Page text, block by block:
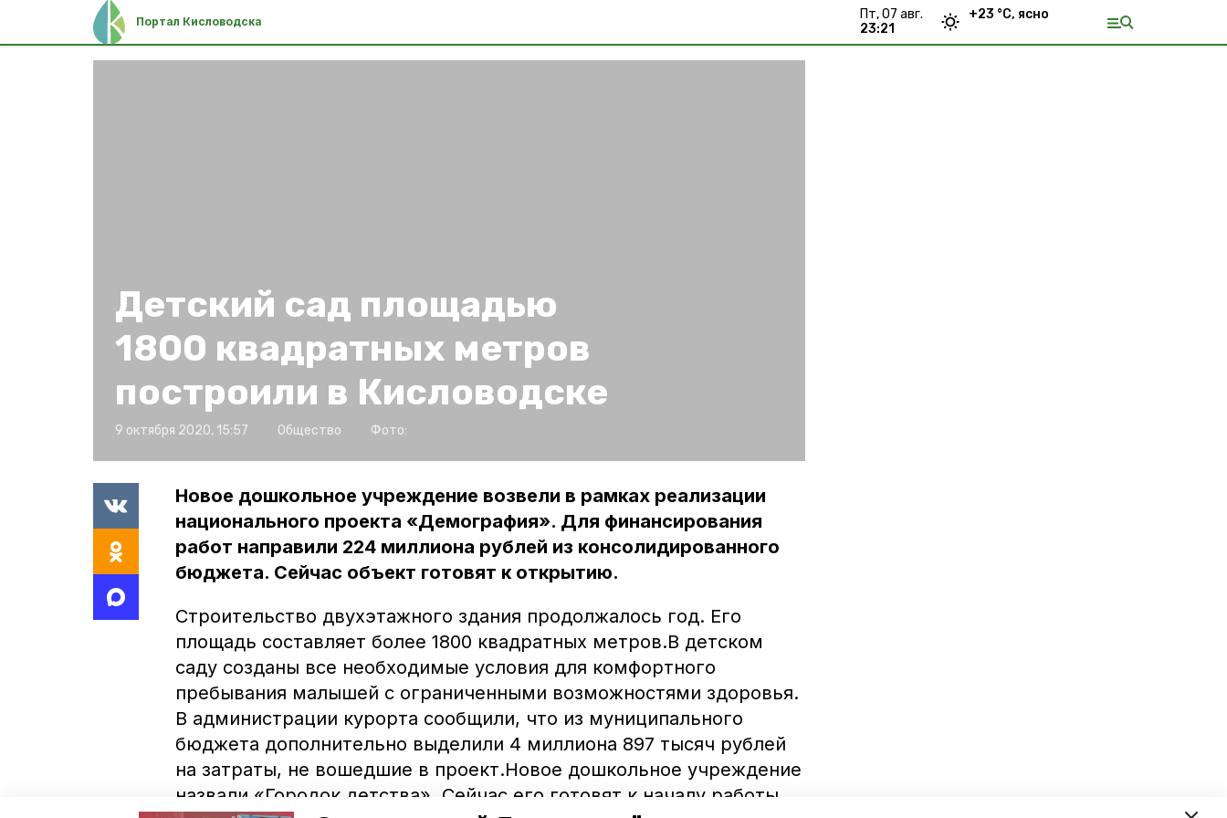
Портал Кисловодска
пт, 07 авг.
23:21
+23 °С, ясно
Детский сад площадью
1800 квадратных метров
построили в Кисловодске
9 октября 2020, 15:57 Общество Фото:
Новое дошкольное учреждение возвели в рамках реализации
национального проекта «Демография». Для финансирования
работ направили 224 миллиона рублей из консолидированного
бюджета. Сейчас объект готовят к открытию.
Строительство двухэтажного здания продолжалось год. Его
площадь составляет более 1800 квадратных метров.В детском
саду созданы все необходимые условия для комфортного
пребывания малышей с ограниченными возможностями здоровья.
В администрации курорта сообщили, что из муниципального
бюджета дополнительно выделили 4 миллиона 897 тысяч рублей
на затраты, не вошедшие в проект.Новое дошкольное учреждение
назвали «Городок детства». Сейчас его готовят к началу работы.